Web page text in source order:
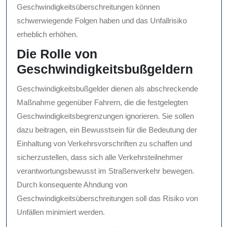
Geschwindigkeitsüberschreitungen können
schwerwiegende Folgen haben und das Unfallrisiko
erheblich erhöhen.
Die Rolle von
Geschwindigkeitsbußgeldern
Geschwindigkeitsbußgelder dienen als abschreckende
Maßnahme gegenüber Fahrern, die die festgelegten
Geschwindigkeitsbegrenzungen ignorieren. Sie sollen
dazu beitragen, ein Bewusstsein für die Bedeutung der
Einhaltung von Verkehrsvorschriften zu schaffen und
sicherzustellen, dass sich alle Verkehrsteilnehmer
verantwortungsbewusst im Straßenverkehr bewegen.
Durch konsequente Ahndung von
Geschwindigkeitsüberschreitungen soll das Risiko von
Unfällen minimiert werden.